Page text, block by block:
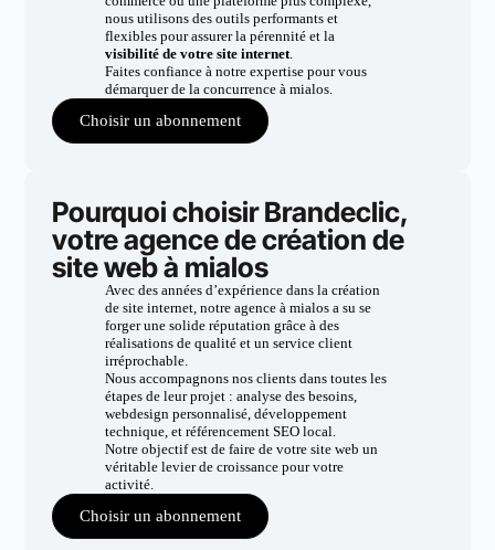
nous utilisons des outils performants et
flexibles pour assurer la pérennité et la
visibilité de votre site internet.
Faites confiance à notre expertise pour vous
démarquer de la concurrence à mialos.
Choisir un abonnement
Pourquoi choisir Brandeclic,
votre agence de création de
site web à mialos
Avec des années d’expérience dans la création
de site internet, notre agence à mialos a su se
forger une solide réputation grâce à des
réalisations de qualité et un service client
irréprochable.
Nous accompagnons nos clients dans toutes les
étapes de leur projet : analyse des besoins,
webdesign personnalisé, développement
technique, et référencement SEO local.
Notre objectif est de faire de votre site web un
véritable levier de croissance pour votre
activité.
Choisir un abonnement